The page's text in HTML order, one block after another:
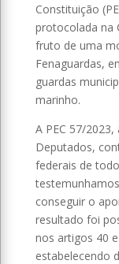
Constituição
protocolada na
fruto de uma
Fenaguardas,
guardas
marinho.
A PEC 57/
Deputados,
federais de
conseguir o
resultado foi
nos artigos 40
estabelecendo